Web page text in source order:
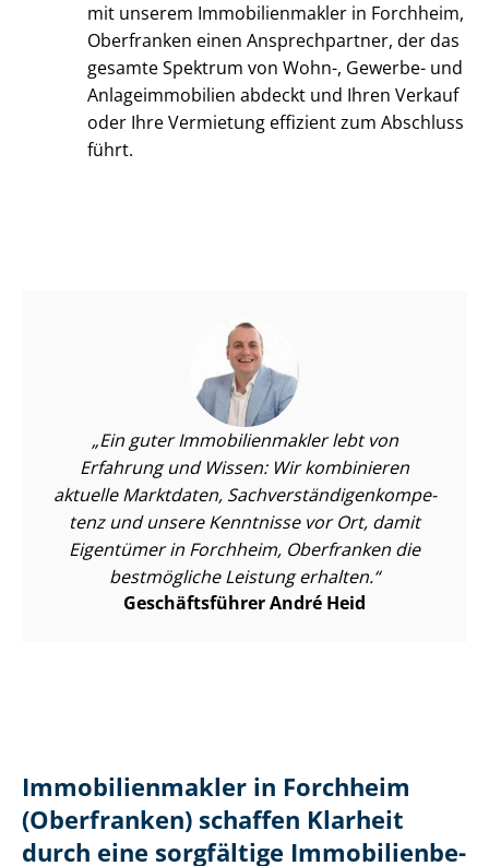
mit unserem Im­mo­bi­li­en­mak­ler in Forchheim,
Oberfranken einen Ansprechpartner, der das
gesamte Spektrum von Wohn-, Gewerbe- und
An­la­ge­im­mo­bi­li­en abdeckt und Ihren Verkauf
oder Ihre Vermietung effizient zum Abschluss
führt.
Ein guter Im­mo­bi­li­en­mak­ler lebt von
Erfahrung und Wissen: Wir kombinieren
aktuelle Marktdaten, Sach­ver­stän­di­gen­kom­pe­
tenz und unsere Kenntnisse vor Ort, damit
Eigentümer in Forchheim, Oberfranken die
bestmögliche Leistung erhalten.
Geschäftsführer André Heid
Im­mo­bi­li­en­mak­ler in Forchheim
(Oberfranken) schaffen Klarheit
durch eine sorgfältige Im­mo­bi­li­en­be­